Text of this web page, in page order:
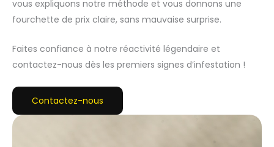
vous expliquons notre méthode et vous donnons une
fourchette de prix claire, sans mauvaise surprise.
Faites confiance à notre réactivité légendaire et
contactez-nous dès les premiers signes d’infestation !
Contactez-nous